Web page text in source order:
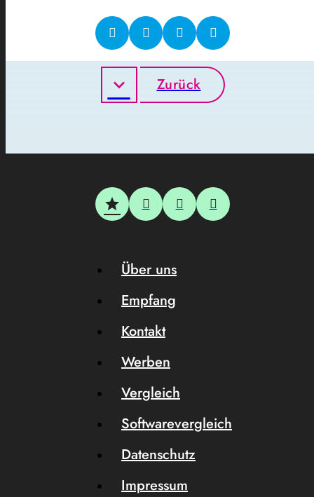
Zurück
Über uns
Empfang
Kontakt
Werben
Vergleich
Softwarevergleich
Datenschutz
Impressum